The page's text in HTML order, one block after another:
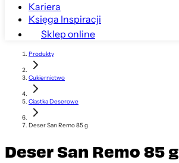
Kariera
Księga Inspiracji
Sklep online
Produkty
Cukiernictwo
Ciastka Deserowe
Deser San Remo 85 g
Deser San Remo 85 g